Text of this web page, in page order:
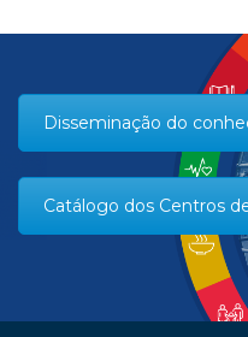
Disseminação do
Catálogo dos Centros